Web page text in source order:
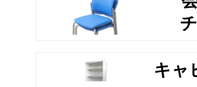
キャ